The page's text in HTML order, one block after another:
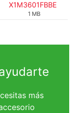
X1M3601FBBE
1 MB
más